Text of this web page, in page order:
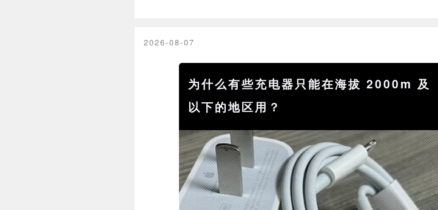
2026-08-07
为什么有些充电器只能在海拔 2000m 及
以下的地区用？